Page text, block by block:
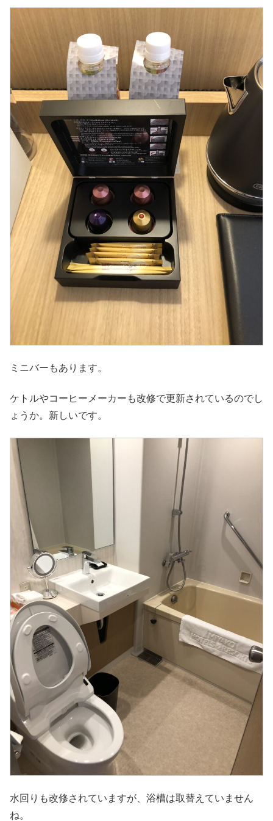
ミニバーもあります。
ケトルやコーヒーメーカーも改修で更新されているのでし
ょうか。新しいです。
水回りも改修されていますが、浴槽は取替えていません
ね。